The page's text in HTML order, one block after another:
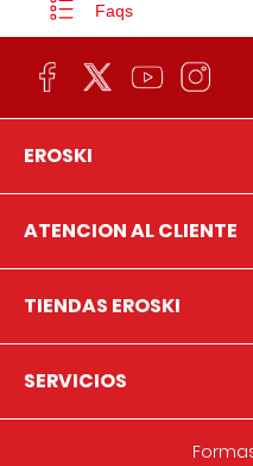
Faqs
EROSKI
ATENCION AL CLIENTE
TIENDAS EROSKI
SERVICIOS